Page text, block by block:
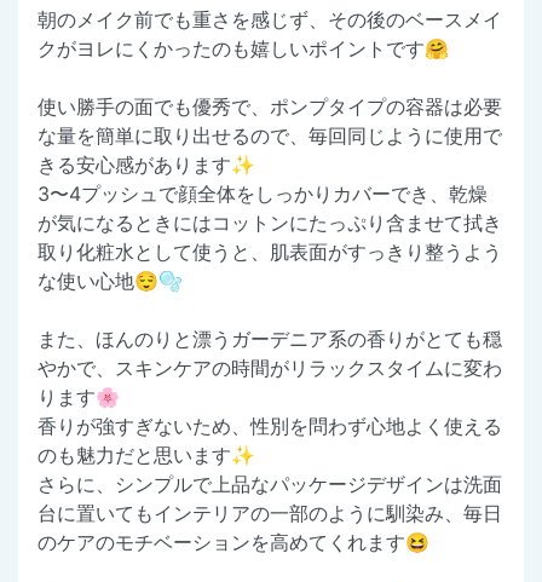
朝のメイク前でも重さを感じず、その後のベースメイ
クがヨレにくかったのも嬉しいポイントです🤗
使い勝手の面でも優秀で、ポンプタイプの容器は必要
な量を簡単に取り出せるので、毎回同じように使用で
きる安心感があります✨
3〜4プッシュで顔全体をしっかりカバーでき、乾燥
が気になるときにはコットンにたっぷり含ませて拭き
取り化粧水として使うと、肌表面がすっきり整うよう
な使い心地😌🫧
また、ほんのりと漂うガーデニア系の香りがとても穏
やかで、スキンケアの時間がリラックスタイムに変わ
ります🌸
香りが強すぎないため、性別を問わず心地よく使える
のも魅力だと思います✨
さらに、シンプルで上品なパッケージデザインは洗面
台に置いてもインテリアの一部のように馴染み、毎日
のケアのモチベーションを高めてくれます😆